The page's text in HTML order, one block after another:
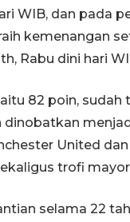
WIB, dan pada
kemenangan
Rabu dini hari
82 poin,
United
trofi
selama 22